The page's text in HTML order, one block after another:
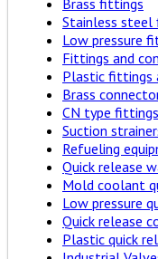
Brass fittings
Stainless
Low pressure
Fittings and
Plastic fittings
Brass
CN type fittings
Suction
Refueling
Quick release
Mold coolant
Low pressure
Quick release
Plastic quick